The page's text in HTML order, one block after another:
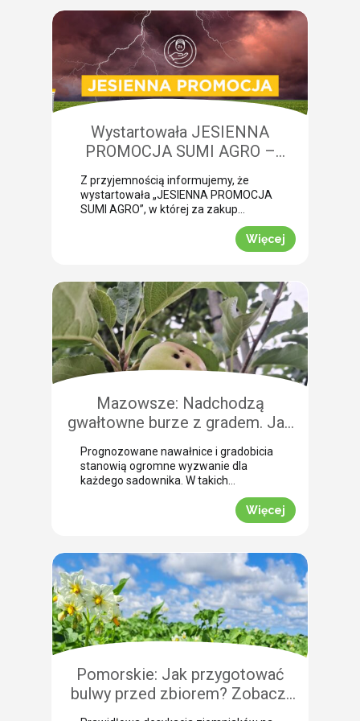
żerowanie bardzo często jest błędnie
diagnozowane jako brak wody lub
niedobory składników pokarmowych,
co opóźnia wykonanie właściwego
zabiegu. Nasza ekspertka Monika
Krzywak przeprowadziła lustrację w
powiecie gryfickim […]
Wystartowała JESIENNA
PROMOCJA SUMI AGRO –
zyskaj natychmiastowe rabaty!
Z przyjemnością informujemy, że
wystartowała „JESIENNA PROMOCJA
SUMI AGRO”, w której za zakup
uzyskać atrakcyjny rabat! Promocja
trwa od 1 lipca do 30 września 2026
prosty sposób obniżyć koszty
jesiennych zakupów. Wybierz swój
pakiet i odbierz rabat Mechanizm
promocji jest niezwykle prosty.
Wystarczy kupić jeden z […]
Więcej
Mazowsze: Nadchodzą
gwałtowne burze z gradem. Jak
skutecznie przeprowadzić
zabezpieczenie owoców po
gradobiciu?
Prognozowane nawałnice i gradobicia
stanowią ogromne wyzwanie dla
każdego sadownika. W takich
natychmiastowe zabezpieczenie
Uszkodzona skórka to otwarta droga
dla patogenów grzybowych, które
potrafią zniszczyć owoce tuż przed
zbiorem. Nasza ekspertka Justyna
Wasiak ostrzega przed nadchodzącym
frontem burzowym i wskazuje
skuteczne rozwiązanie interwencyjne.
Więcej
Pomorskie: Jak przygotować
bulwy przed zbiorem? Zobacz,
jak przebiega profesjonalna